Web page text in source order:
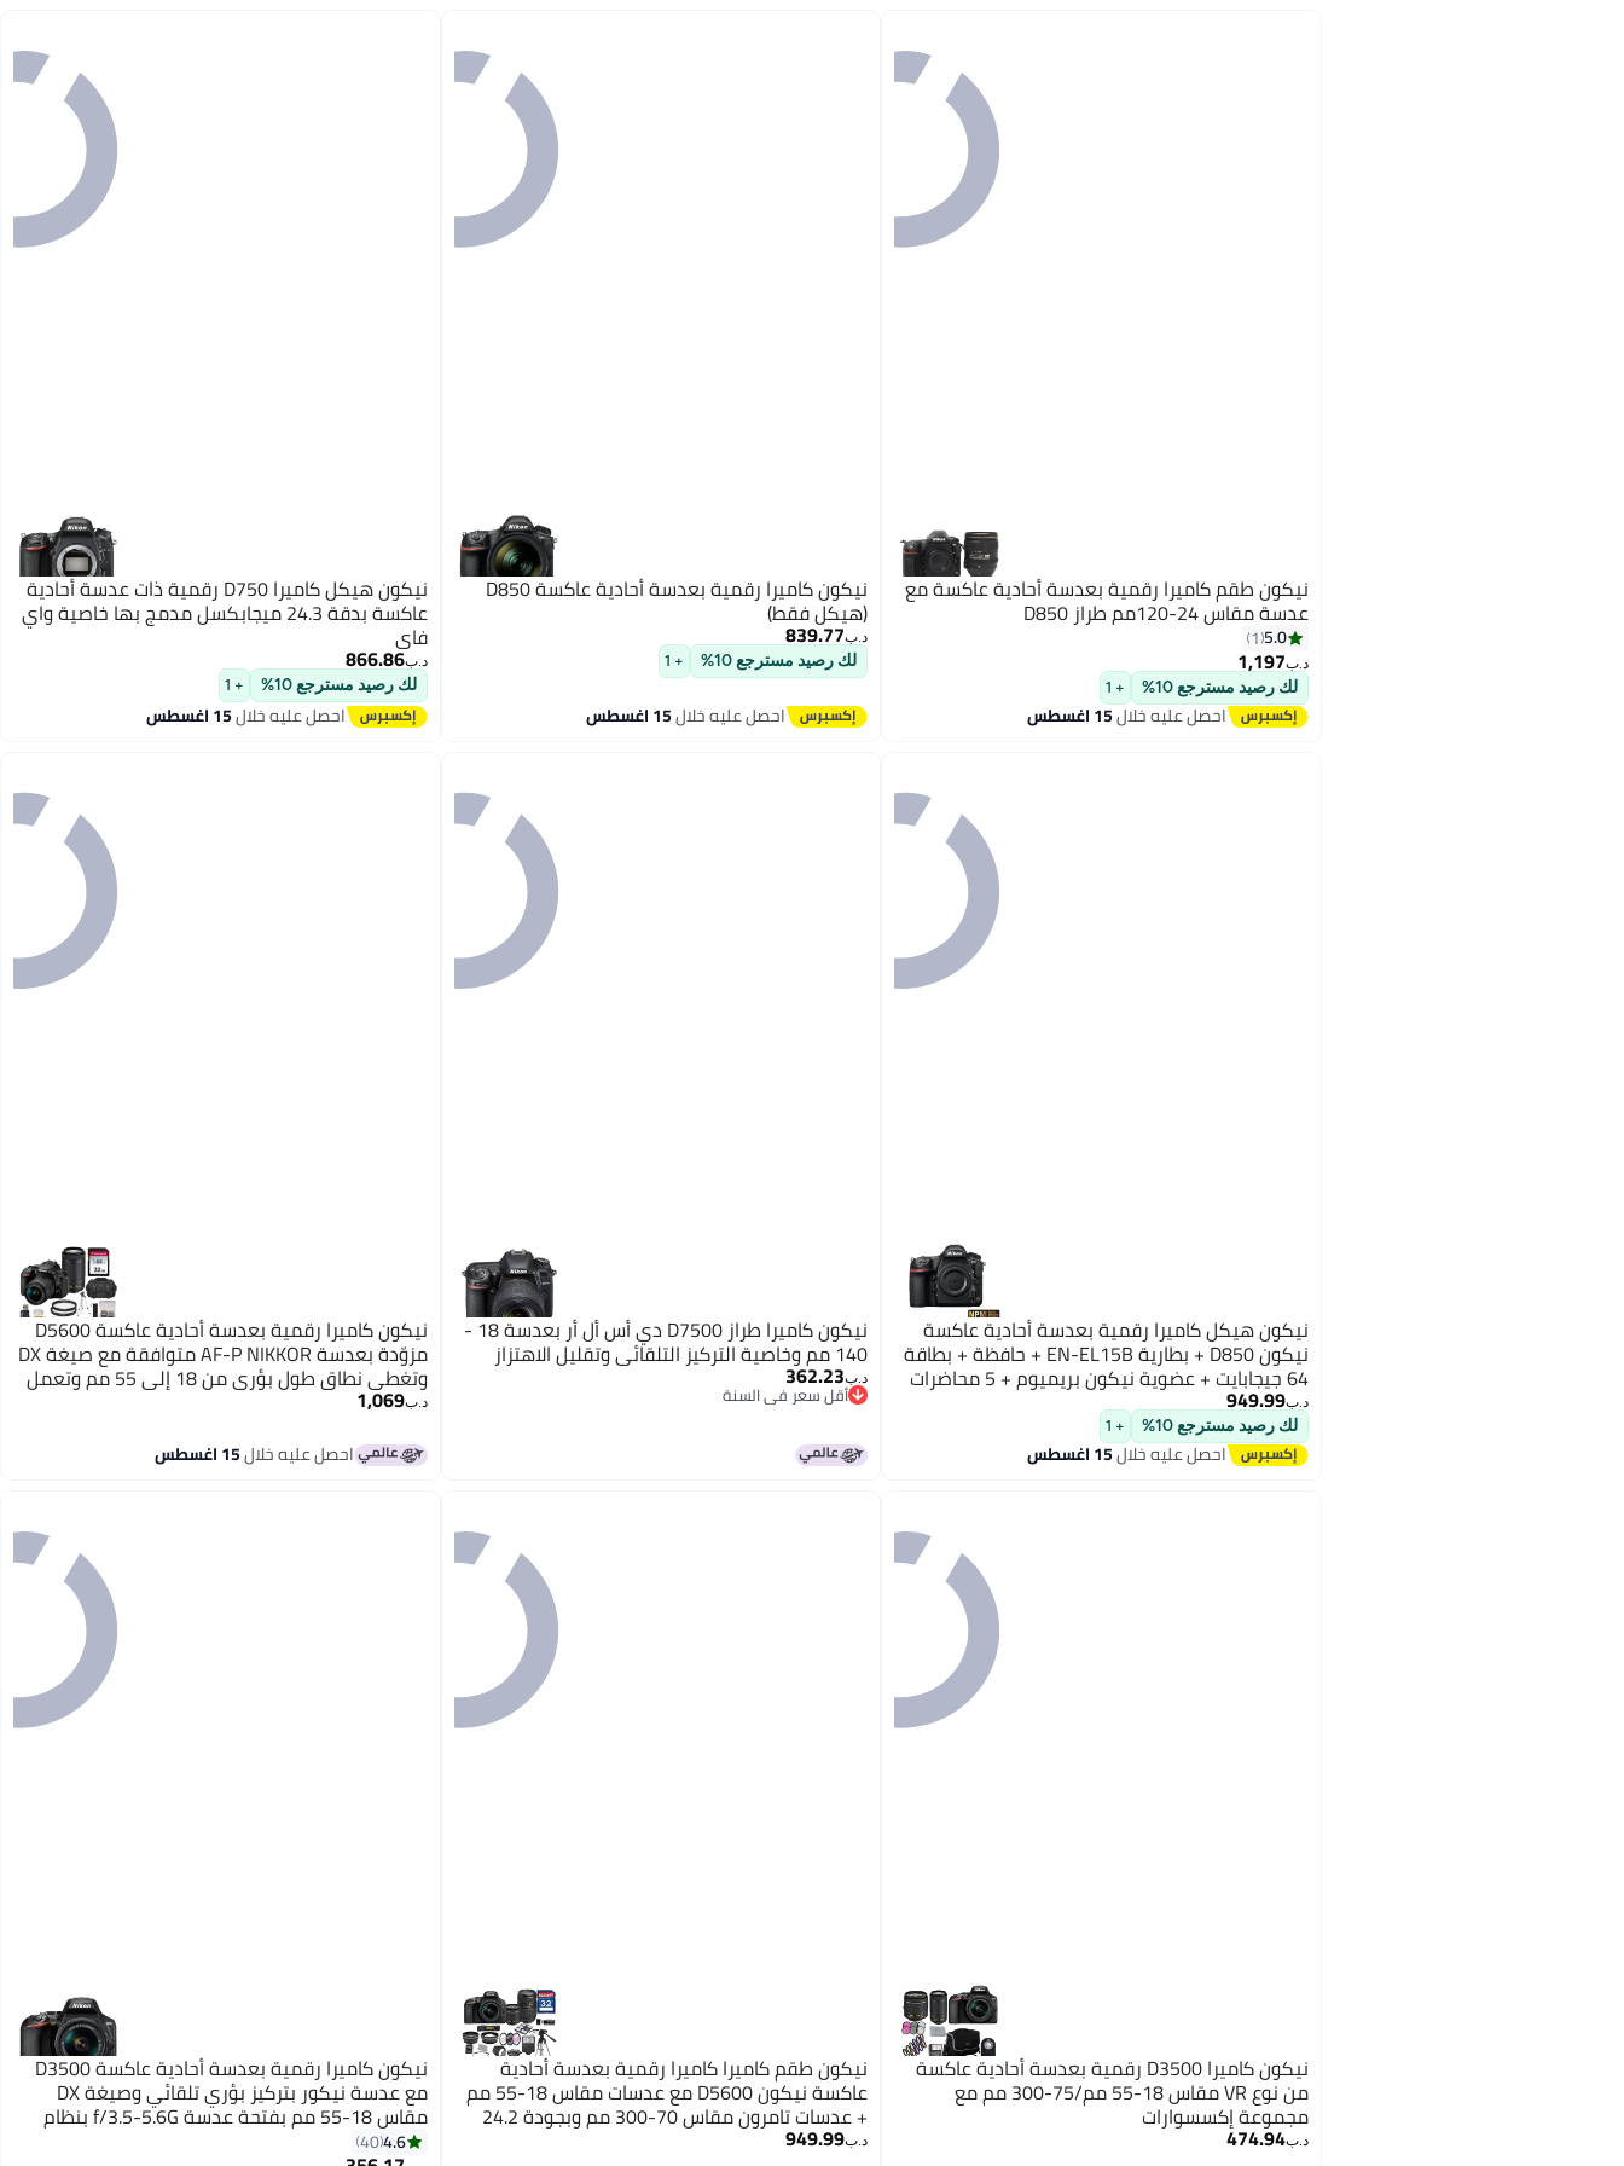
نيكون طقم كاميرا رقمية بعدسة أحادية عاكسة مع
عدسة مقاس 24-120مم طراز D850
5.0
1
د.ب‏1,197
لك رصيد مسترجع 10% + 1
احصل عليه خلال15 اغسطس
نيكون كاميرا رقمية بعدسة أحادية عاكسة D850
(هيكل فقط)
د.ب‏839.77
لك رصيد مسترجع 10% + 1
احصل عليه خلال15 اغسطس
نيكون هيكل كاميرا D750 رقمية ذات عدسة أحادية
عاكسة بدقة 24.3 ميجابكسل مدمج بها خاصية واي
فاي
د.ب‏866.86
لك رصيد مسترجع 10% + 1
احصل عليه خلال15 اغسطس
نيكون هيكل كاميرا رقمية بعدسة أحادية عاكسة
نيكون D850 + بطارية EN-EL15B + حافظة + بطاقة
64 جيجابايت + عضوية نيكون بريميوم + 5 محاضرات
تعليمية من مدرسة نيكون
د.ب‏949.99
لك رصيد مسترجع 10% + 1
احصل عليه خلال15 اغسطس
نيكون كاميرا طراز D7500 دي أس أل أر بعدسة 18 -
140 مم وخاصية التركيز التلقائي وتقليل الاهتزاز
د.ب‏362.23
أقل سعر في السنة
أقل سعر في السنة
نيكون كاميرا رقمية بعدسة أحادية عاكسة D5600
مزوّدة بعدسة AF-P NIKKOR متوافقة مع صيغة DX
وتغطي نطاق طول بؤري من 18 إلى 55 مم وتعمل
بتقنية VR (تقليل الاهتزاز) وفتحة قصوى f/3.5 إلى د.ب‏1,069
احصل عليه خلال15 اغسطس
نيكون كاميرا D3500 رقمية بعدسة أحادية عاكسة
من نوع VR مقاس 18-55 مم/75-300 مم مع
مجموعة إكسسوارات
د.ب‏474.94
نيكون طقم كاميرا كاميرا رقمية بعدسة أحادية
عاكسة نيكون D5600 مع عدسات مقاس 18-55 مم
+ عدسات تامرون مقاس 70-300 مم وبجودة 24.2
ميجا بكسل مع خاصية الواي فاي المدمج ومجموعة
د.ب‏949.99
نيكون كاميرا رقمية بعدسة أحادية عاكسة D3500
مع عدسة نيكور بتركيز بؤري تلقائي وصيغة DX
مقاس 18-55 مم بفتحة عدسة f/3.5-5.6G بنظام
تقليل الاهتزاز بلون أسود
4.6
40